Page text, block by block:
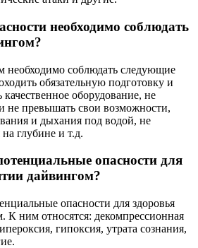
необходимо соблюдать
необходимо соблюдать следующие
обязательную подготовку и
качественное оборудование, не
не превышать свои возможности,
и дыхания под водой, не
глубине и т.д.
опасности для
дайвингом?
опасности для здоровья
К ним относятся: декомпрессионная
гипоксия, утрата сознания,